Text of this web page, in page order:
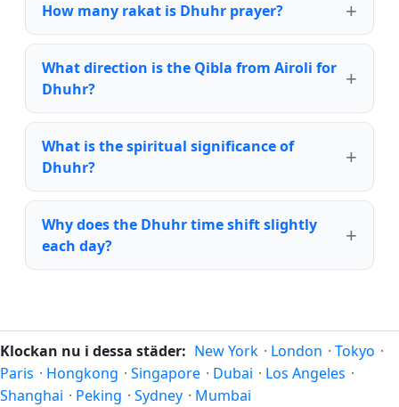
How many rakat is Dhuhr prayer?
What direction is the Qibla from Airoli for
Dhuhr?
What is the spiritual significance of
Dhuhr?
Why does the Dhuhr time shift slightly
each day?
Klockan nu i dessa städer: New York · London · Tokyo ·
Paris · Hongkong · Singapore · Dubai · Los Angeles ·
Shanghai · Peking · Sydney · Mumbai